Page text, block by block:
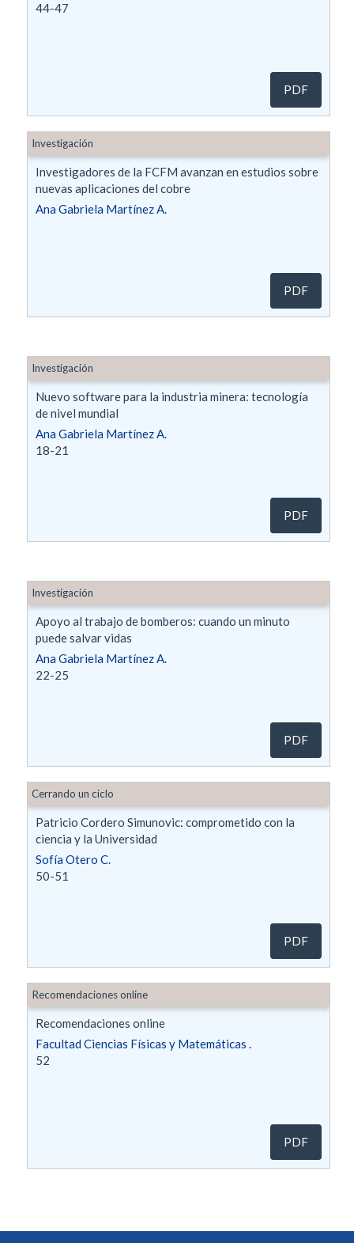
44-47
PDF
Investigadores de la FCFM avanzan en estudios sobre
nuevas aplicaciones del cobre
Ana Gabriela Martínez A.
Investigación
PDF
Nuevo software para la industria minera: tecnología
de nivel mundial
Ana Gabriela Martínez A.
18-21
Investigación
PDF
Apoyo al trabajo de bomberos: cuando un minuto
puede salvar vidas
Ana Gabriela Martínez A.
22-25
Investigación
PDF
Patricio Cordero Simunovic: comprometido con la
ciencia y la Universidad
Sofía Otero C.
50-51
Cerrando un ciclo
PDF
Recomendaciones online
Facultad Ciencias Físicas y Matemáticas .
52
Recomendaciones online
PDF